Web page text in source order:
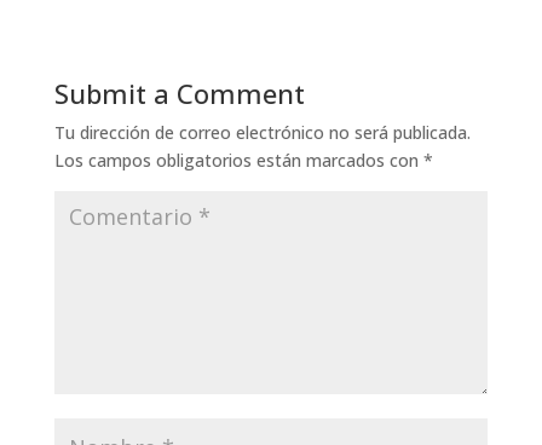
Submit a Comment
Tu dirección de correo electrónico no será publicada.
Los campos obligatorios están marcados con *